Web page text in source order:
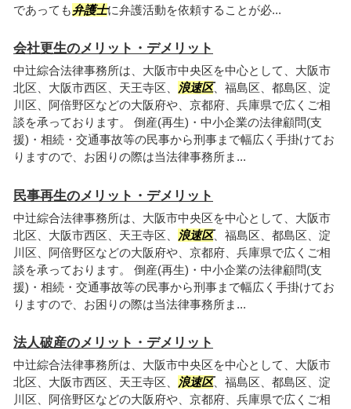
であっても弁護士に弁護活動を依頼することが必...
会社更生のメリット・デメリット
中辻綜合法律事務所は、大阪市中央区を中心として、大阪市
北区、大阪市西区、天王寺区、
浪速区、福島区、都島区、淀
川区、阿倍野区などの大阪府や、京都府、兵庫県で広くご相
談を承っております。 倒産(再生)・中小企業の法律顧問(支
援)・相続・交通事故等の民事から刑事まで幅広く手掛けてお
りますので、お困りの際は当法律事務所ま...
民事再生のメリット・デメリット
中辻綜合法律事務所は、大阪市中央区を中心として、大阪市
北区、大阪市西区、天王寺区、
浪速区、福島区、都島区、淀
川区、阿倍野区などの大阪府や、京都府、兵庫県で広くご相
談を承っております。 倒産(再生)・中小企業の法律顧問(支
援)・相続・交通事故等の民事から刑事まで幅広く手掛けてお
りますので、お困りの際は当法律事務所ま...
法人破産のメリット・デメリット
中辻綜合法律事務所は、大阪市中央区を中心として、大阪市
北区、大阪市西区、天王寺区、
浪速区、福島区、都島区、淀
川区、阿倍野区などの大阪府や、京都府、兵庫県で広くご相